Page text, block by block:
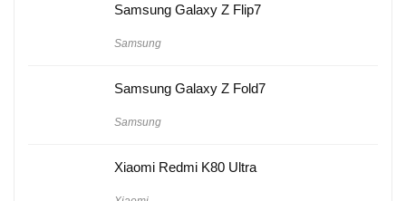
Samsung Galaxy Z Flip7
Samsung
Samsung Galaxy Z Fold7
Samsung
Xiaomi Redmi K80 Ultra